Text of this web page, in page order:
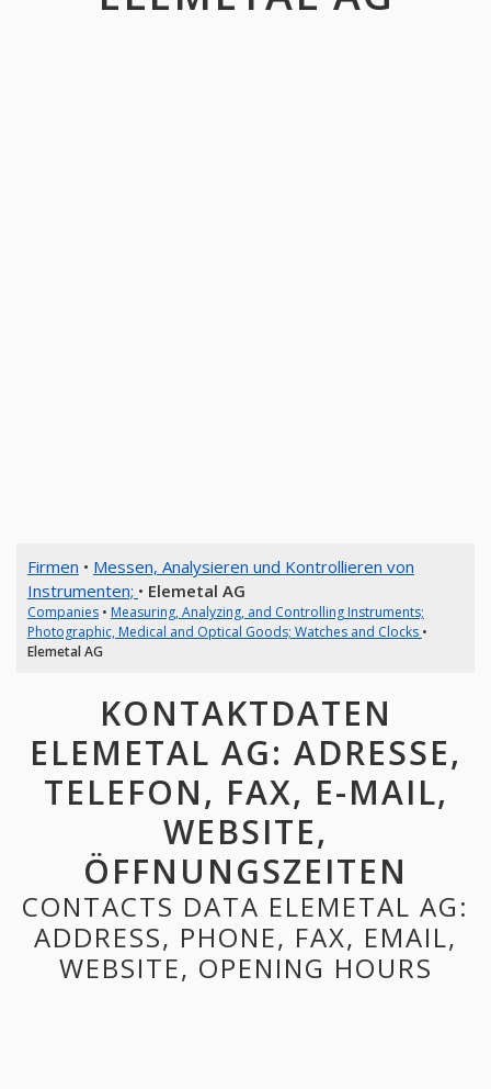
Firmen • Messen, Analysieren und Kontrollieren von
Instrumenten; • Elemetal AG
Companies• Measuring, Analyzing, and Controlling Instruments;
Photographic, Medical and Optical Goods; Watches and Clocks •
Elemetal AG
KONTAKTDATEN
ELEMETAL AG: ADRESSE,
TELEFON, FAX, E-MAIL,
WEBSITE,
ÖFFNUNGSZEITEN
CONTACTS DATA ELEMETAL AG:
ADDRESS, PHONE, FAX, EMAIL,
WEBSITE, OPENING HOURS